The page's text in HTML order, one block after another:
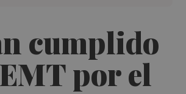
cumplido
por el